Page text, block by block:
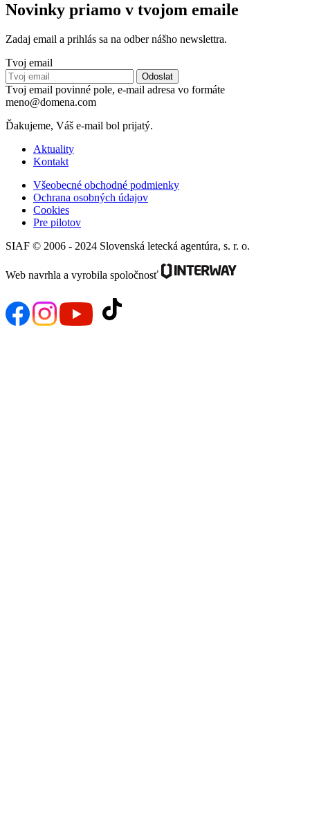
Novinky priamo v tvojom emaile
Zadaj email a prihlás sa na odber nášho newslettra.
Tvoj email
Tvoj email povinné pole, e-mail adresa vo formáte
meno@domena.com
Ďakujeme, Váš e-mail bol prijatý.
Aktuality
Kontakt
Všeobecné obchodné podmienky
Ochrana osobných údajov
Cookies
Pre pilotov
SIAF © 2006 - 2024 Slovenská letecká agentúra, s. r. o.
Web navrhla a vyrobila spoločnosť